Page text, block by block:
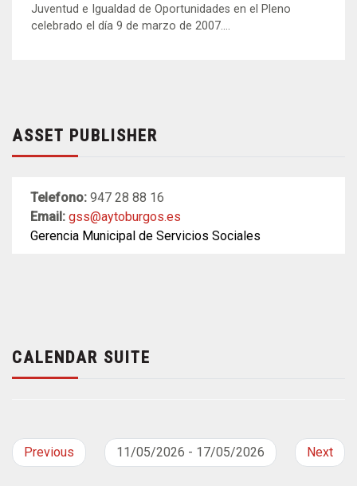
Juventud e Igualdad de Oportunidades en el Pleno
celebrado el día 9 de marzo de 2007....
ASSET PUBLISHER
Telefono: 947 28 88 16
Email: gss@aytoburgos.es
Gerencia Municipal de Servicios Sociales
CALENDAR SUITE
Previous 11/05/2026 - 17/05/2026 Next